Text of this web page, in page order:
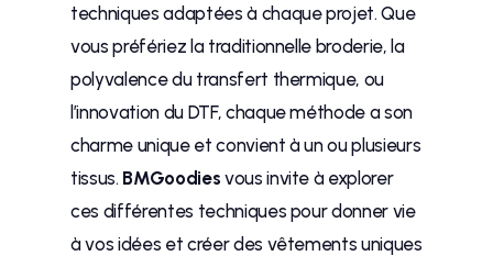
techniques adaptées à chaque projet. Que
vous préfériez la traditionnelle broderie, la
polyvalence du transfert thermique, ou
l’innovation du DTF, chaque méthode a son
charme unique et convient à un ou plusieurs
tissus. BMGoodies vous invite à explorer
ces différentes techniques pour donner vie
à vos idées et créer des vêtements uniques